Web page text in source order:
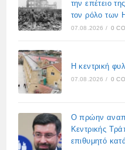
την επέτειο
τον ρόλο των
07.08.2026 / 0
Η κεντρική
07.08.2026 / 0
Ο πρώην
Κεντρικής
επιθυμητό